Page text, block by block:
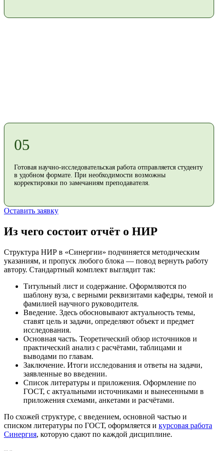
05
Готовая научно-исследовательская работа отправляется студенту
в удобном формате. При необходимости возможны
корректировки по замечаниям преподавателя.
Оставить заявку
Из чего состоит отчёт о НИР
Структура НИР в «Синергии» подчиняется методическим
указаниям, и пропуск любого блока — повод вернуть работу
автору. Стандартный комплект выглядит так:
Титульный лист и содержание. Оформляются по
шаблону вуза, с верными реквизитами кафедры, темой и
фамилией научного руководителя.
Введение. Здесь обосновывают актуальность темы,
ставят цель и задачи, определяют объект и предмет
исследования.
Основная часть. Теоретический обзор источников и
практический анализ с расчётами, таблицами и
выводами по главам.
Заключение. Итоги исследования и ответы на задачи,
заявленные во введении.
Список литературы и приложения. Оформление по
ГОСТ, с актуальными источниками и вынесенными в
приложения схемами, анкетами и расчётами.
По схожей структуре, с введением, основной частью и
списком литературы по ГОСТ, оформляется и курсовая работа
Синергия, которую сдают по каждой дисциплине.